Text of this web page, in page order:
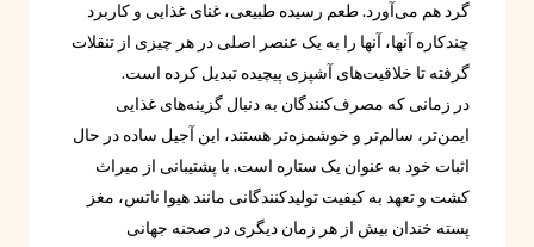
گرد هم می‌آورد. طعم رسیده طبیعی، غنای غذایی و کاربرد
چندکاره آنها، آنها را به یک عنصر اصلی در هر چیزی از تنقلات
گرفته تا خلاقیت‌های آشپزی پیچیده تبدیل کرده است.
در زمانی که مصرف‌کنندگان به دنبال گزینه‌های غذایی
ایمن‌تر، سالم‌تر و خوشمزه‌تر هستند، این آجیل ساده در حال
اثبات خود به عنوان یک ستاره است. با پشتیبانی از میراث
کشت و تعهد به کیفیت تولیدکنندگانی مانند هیوا ناتس، مغز
پسته خندان بیش از هر زمان دیگری در صحنه جهانی